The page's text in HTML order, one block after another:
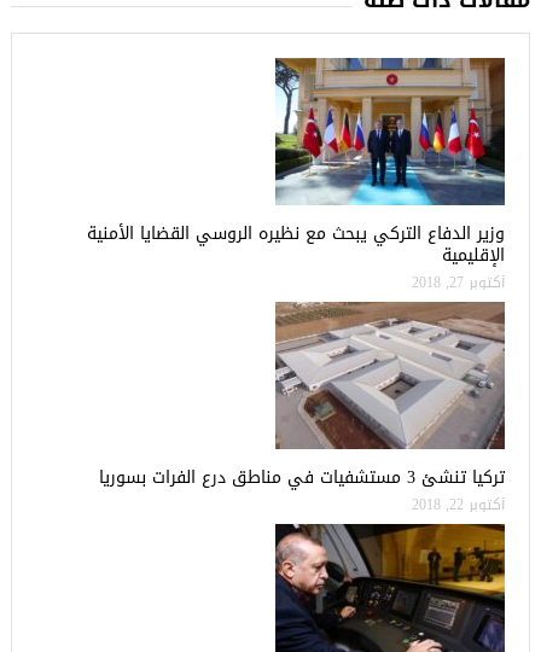
وزير الدفاع التركي يبحث مع نظيره الروسي القضايا الأمنية
الإقليمية
أكتوبر 27, 2018
تركيا تنشئ 3 مستشفيات في مناطق درع الفرات بسوريا
أكتوبر 22, 2018